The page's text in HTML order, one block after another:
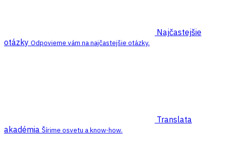
Najčastejšie
otázky Odpovieme vám na najčastejšie otázky.
Translata
akadémia Šírime osvetu a know-how.